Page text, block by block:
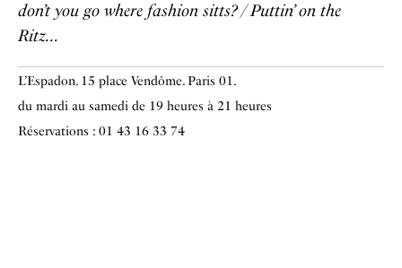
don’t you go where fashion sitts? / Puttin’ on the
Ritz…
L’Espadon. 15 place Vendôme. Paris 01.
du mardi au samedi de 19 heures à 21 heures
Réservations : 01 43 16 33 74